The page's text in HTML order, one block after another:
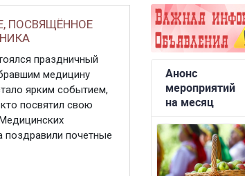
ПОСВЯЩЁННОЕ
праздничный
медицину
ярким событием,
посвятил свою
поздравили почетные